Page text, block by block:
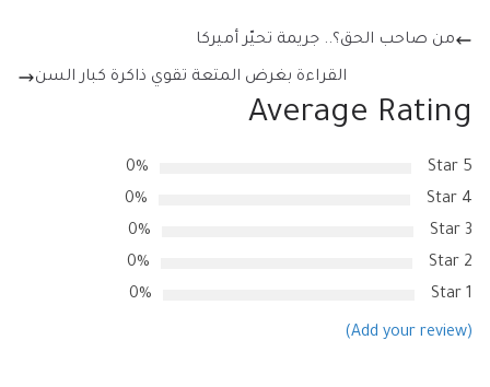
من صاحب الحق؟.. جريمة تحيّر أميركا
القراءة بغرض المتعة تقوي ذاكرة كبار السن
Average Rating
5 Star
0%
4 Star
0%
3 Star
0%
2 Star
0%
1 Star
0%
(Add your review)